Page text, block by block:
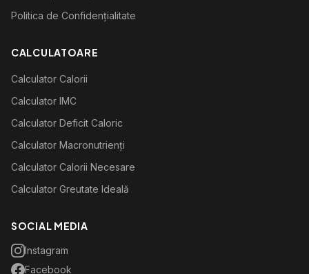
Politica de Confidențialitate
CALCULATOARE
Calculator Calorii
Calculator IMC
Calculator Deficit Caloric
Calculator Macronutrienți
Calculator Calorii Necesare
Calculator Greutate Ideală
SOCIAL MEDIA
Instagram
Facebook